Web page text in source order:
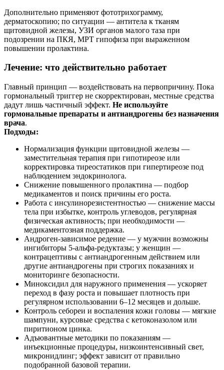
Дополнительно применяют фототрихограмму,
дерматоскопию; по ситуации — антитела к тканям
щитовидной железы, УЗИ органов малого таза при
подозрении на ПКЯ, МРТ гипофиза при выраженном
повышении пролактина.
Лечение: что действительно работает
Главный принцип — воздействовать на первопричину. Пока
гормональный триггер не скорректирован, местные средства
дадут лишь частичный эффект. Не используйте
гормональные препараты и антиандрогены без назначения
врача.
Подходы:
Нормализация функции щитовидной железы —
заместительная терапия при гипотиреозе или
корректировка тиреостатиков при гипертиреозе под
наблюдением эндокринолога.
Снижение повышенного пролактина — подбор
медикаментов и поиск причины его роста.
Работа с инсулинорезистентностью — снижение массы
тела при избытке, контроль углеводов, регулярная
физическая активность; при необходимости —
медикаментозная поддержка.
Андроген‑зависимое редение — у мужчин возможны
ингибиторы 5‑альфа‑редуктазы; у женщин —
контрацептивы с антиандрогенным действием или
другие антиандрогены при строгих показаниях и
мониторинге безопасности.
Миноксидил для наружного применения — ускоряет
переход в фазу роста и повышает плотность при
регулярном использовании 6–12 месяцев и дольше.
Контроль себореи и воспаления кожи головы — мягкие
шампуни, курсовые средства с кетоконазолом или
пиритионом цинка.
Адъювантные методики по показаниям —
инъекционные процедуры, низкоинтенсивный свет,
микронидлинг; эффект зависит от правильно
подобранной базовой терапии.